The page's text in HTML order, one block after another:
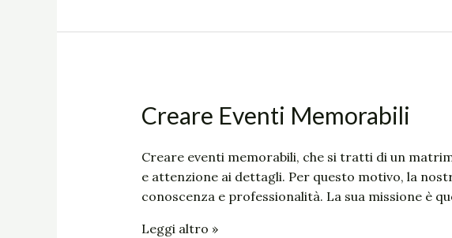
Creare Eventi Memorabili
Creare eventi memorabili, che si tratti di un
e attenzione ai dettagli. Per questo motivo, la
conoscenza e professionalità. La sua missione è
Creare
Eventi
Leggi altro »